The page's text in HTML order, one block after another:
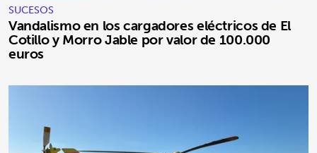
SUCESOS
Vandalismo en los cargadores eléctricos de El
Cotillo y Morro Jable por valor de 100.000
euros